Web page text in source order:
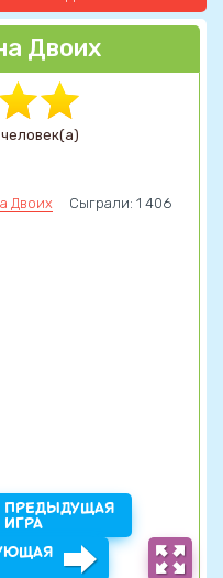
Двоих
Двоих Сыграли: 1 406
ПРЕДЫДУЩАЯ
ИГРА